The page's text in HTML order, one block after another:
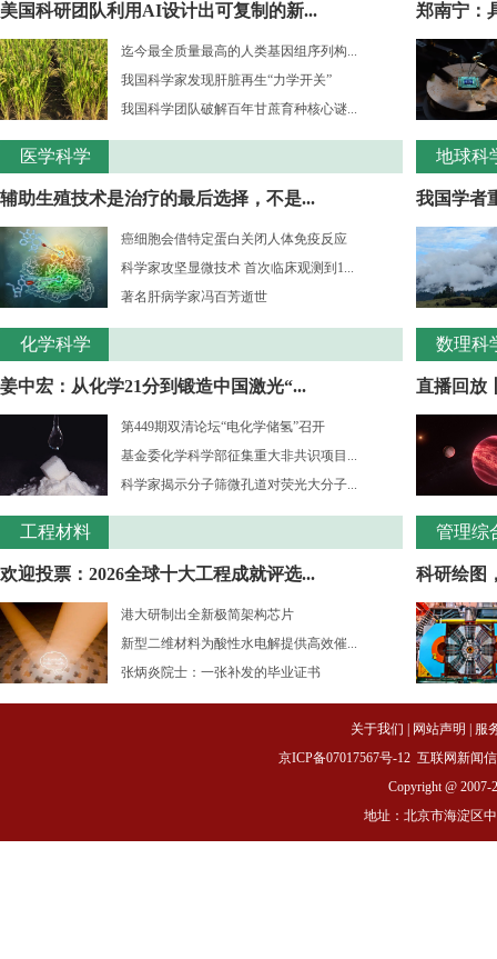
美国科研团队利用AI设计出可复制的新...
迄今最全质量最高的人类基因组序列构...
我国科学家发现肝脏再生“力学开关”
我国科学团队破解百年甘蔗育种核心谜...
医学科学
辅助生殖技术是治疗的最后选择，不是...
癌细胞会借特定蛋白关闭人体免疫反应
科学家攻坚显微技术 首次临床观测到1...
著名肝病学家冯百芳逝世
化学科学
姜中宏：从化学21分到锻造中国激光“...
第449期双清论坛“电化学储氢”召开
基金委化学科学部征集重大非共识项目...
科学家揭示分子筛微孔道对荧光大分子...
工程材料
欢迎投票：2026全球十大工程成就评选...
港大研制出全新极简架构芯片
新型二维材料为酸性水电解提供高效催...
张炳炎院士：一张补发的毕业证书
郑南宁：
地球科
我国学者
数理科
直播回放
管理综
科研绘图
关于我们 网站声明
服
京ICP备07017567号-12 互联网新闻
Copyright @ 2007-
地址：北京市海淀区